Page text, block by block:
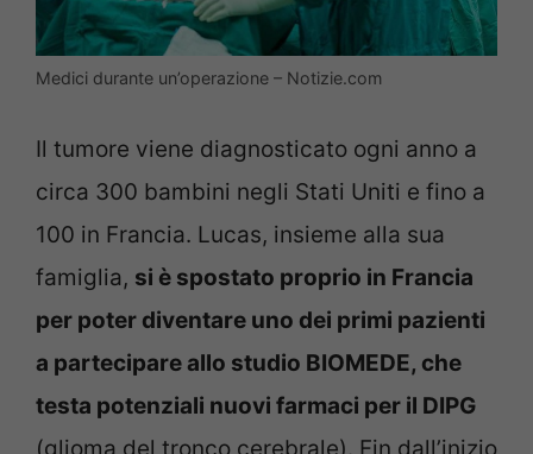
Medici durante un’operazione – Notizie.com
Il tumore viene diagnosticato ogni anno a
circa 300 bambini negli Stati Uniti e fino a
100 in Francia. Lucas, insieme alla sua
famiglia, si è spostato proprio in Francia
per poter diventare uno dei primi pazienti
a partecipare allo studio BIOMEDE, che
testa potenziali nuovi farmaci per il DIPG
(glioma del tronco cerebrale). Fin dall’inizio